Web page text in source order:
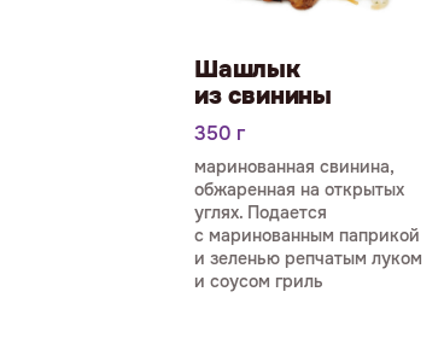
Шашлык
из свинины
350 г
маринова­нная свинина,
обжаренная на открытых
углях. Подается
с маринованным паприкой
и зеленью репчатым луком
и соусом гриль